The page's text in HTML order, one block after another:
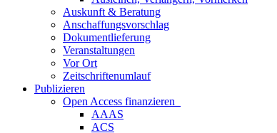
Auskunft & Beratung
Anschaffungsvorschlag
Dokumentlieferung
Veranstaltungen
Vor Ort
Zeitschriftenumlauf
Publizieren
Open Access finanzieren
AAAS
ACS